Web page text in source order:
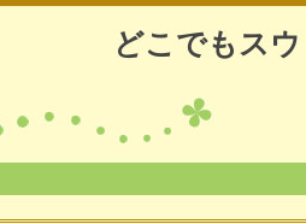
どこでもス